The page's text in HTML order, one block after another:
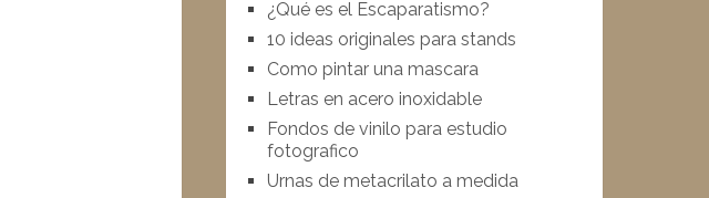
¿Qué es el Escaparatismo?
10 ideas originales para stands
Como pintar una mascara
Letras en acero inoxidable
Fondos de vinilo para estudio
fotografico
Urnas de metacrilato a medida